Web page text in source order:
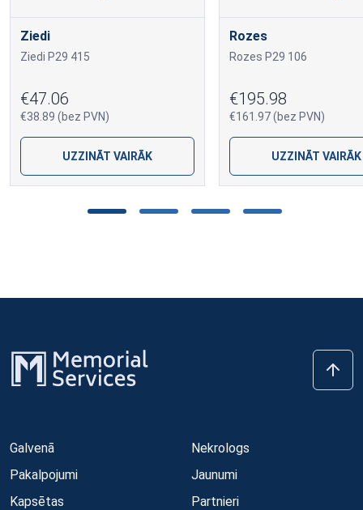
Ziedi
Ziedi P29 415
€47.06
€38.89 (bez PVN)
UZZINĀT VAIRĀK
Rozes
Rozes P29 106
€195.98
€161.97 (bez PVN)
UZZINĀT VAIRĀK
Galvenā
Pakalpojumi
Kapsētas
Nekrologs
Jaunumi
Partnieri